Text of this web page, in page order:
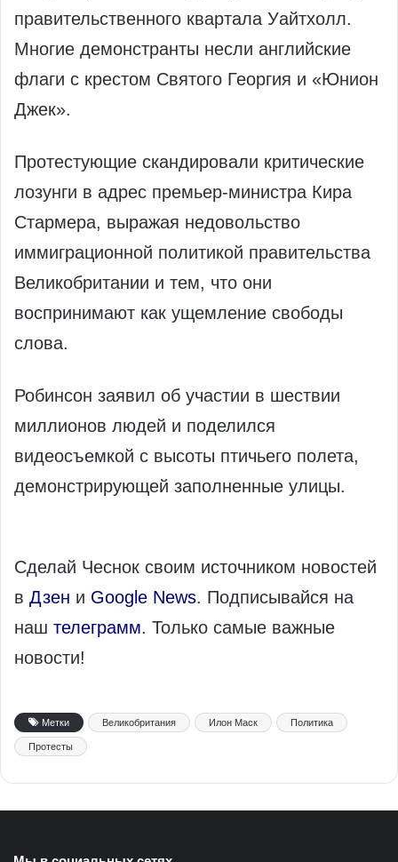
правительственного квартала Уайтхолл.
Многие демонстранты несли английские
флаги с крестом Святого Георгия и «Юнион
Джек».
Протестующие скандировали критические
лозунги в адрес премьер-министра Кира
Стармера, выражая недовольство
иммиграционной политикой правительства
Великобритании и тем, что они
воспринимают как ущемление свободы
слова.
Робинсон заявил об участии в шествии
миллионов людей и поделился
видеосъемкой с высоты птичьего полета,
демонстрирующей заполненные улицы.
Сделай Чеснок своим источником новостей
в Дзен и Google News. Подписывайся на
наш телеграмм. Только самые важные
новости!
Метки Великобритания Илон Маск Политика
Протесты